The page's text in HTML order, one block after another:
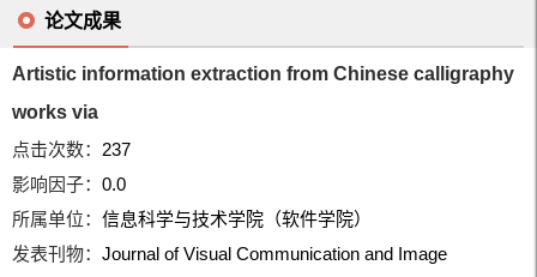
论文成果
Artistic information extraction from Chinese calligraphy
works via
点击次数： 237
影响因子：0.0
所属单位：信息科学与技术学院（软件学院）
发表刊物：Journal of Visual Communication and Image